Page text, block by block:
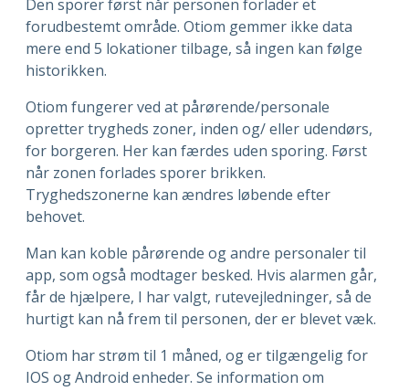
Den sporer først når personen forlader et
forudbestemt område. Otiom gemmer ikke data
mere end 5 lokationer tilbage, så ingen kan følge
historikken.
Otiom fungerer ved at pårørende/personale
opretter trygheds zoner, inden og/ eller udendørs,
for borgeren. Her kan færdes uden sporing. Først
når zonen forlades sporer brikken.
Tryghedszonerne kan ændres løbende efter
behovet.
Man kan koble pårørende og andre personaler til
app, som også modtager besked. Hvis alarmen går,
får de hjælpere, I har valgt, rutevejledninger, så de
hurtigt kan nå frem til personen, der er blevet væk.
Otiom har strøm til 1 måned, og er tilgængelig for
IOS og Android enheder. Se information om